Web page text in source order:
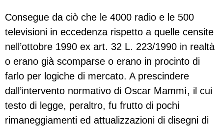
Consegue da ciò che le 4000 radio e le 500
televisioni in eccedenza rispetto a quelle censite
nell’ottobre 1990 ex art. 32 L. 223/1990 in realtà
o erano già scomparse o erano in procinto di
farlo per logiche di mercato. A prescindere
dall’intervento normativo di Oscar Mammì, il cui
testo di legge, peraltro, fu frutto di pochi
rimaneggiamenti ed attualizzazioni di disegni di